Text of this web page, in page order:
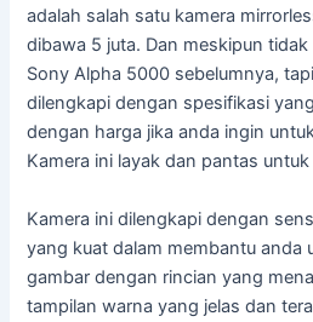
adalah salah satu kamera
dibawa 5 juta. Dan meskipun
Sony Alpha 5000 sebelumnya,
dilengkapi dengan spesifikasi
dengan harga jika anda ingin
Kamera ini layak dan pantas
Kamera ini dilengkapi dengan
yang kuat dalam membantu anda
gambar dengan rincian yang
tampilan warna yang jelas dan